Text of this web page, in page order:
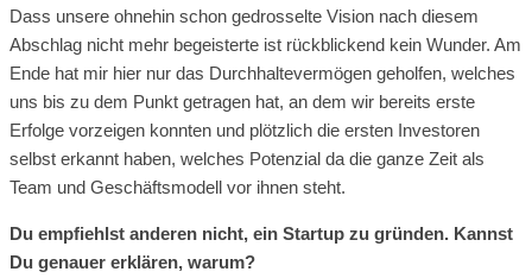
Dass unsere ohnehin schon gedrosselte Vision nach diesem
Abschlag nicht mehr begeisterte ist rückblickend kein Wunder. Am
Ende hat mir hier nur das Durchhaltevermögen geholfen, welches
uns bis zu dem Punkt getragen hat, an dem wir bereits erste
Erfolge vorzeigen konnten und plötzlich die ersten Investoren
selbst erkannt haben, welches Potenzial da die ganze Zeit als
Team und Geschäftsmodell vor ihnen steht.
Du empfiehlst anderen nicht, ein Startup zu gründen. Kannst
Du genauer erklären, warum?